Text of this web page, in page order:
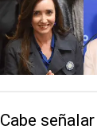
Cabe